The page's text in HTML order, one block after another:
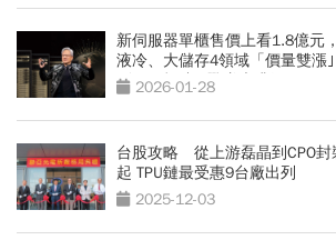
新伺服器單櫃售價上看1.8億元
液冷、大儲存4領域「價量雙漲
到？ 輝達AI戰隊大升級
2026-01-28
台股攻略 從上游磊晶到CPO
起 TPU鏈最受惠9台廠出列
2025-12-03